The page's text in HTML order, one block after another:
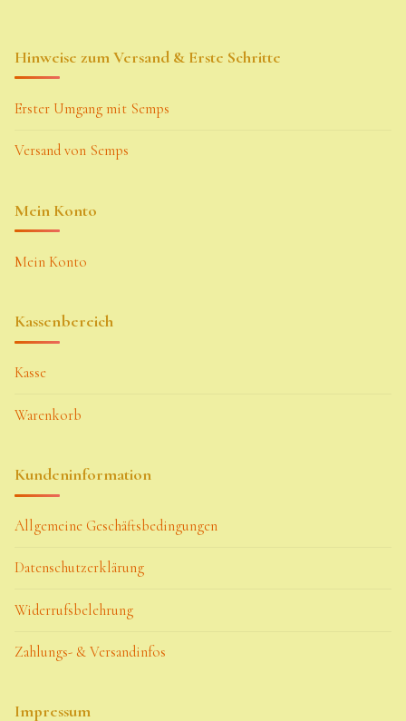
Hinweise zum Versand & Erste Schritte
Erster Umgang mit Semps
Versand von Semps
Mein Konto
Mein Konto
Kassenbereich
Kasse
Warenkorb
Kundeninformation
Allgemeine Geschäftsbedingungen
Datenschutzerklärung
Widerrufsbelehrung
Zahlungs- & Versandinfos
Impressum